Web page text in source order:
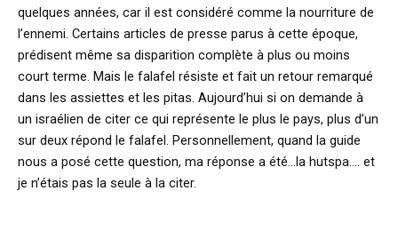
quelques années, car il est considéré comme la nourriture de
l’ennemi. Certains articles de presse parus à cette époque,
prédisent même sa disparition complète à plus ou moins
court terme. Mais le falafel résiste et fait un retour remarqué
dans les assiettes et les pitas. Aujourd’hui si on demande à
un israélien de citer ce qui représente le plus le pays, plus d’un
sur deux répond le falafel. Personnellement, quand la guide
nous a posé cette question, ma réponse a été…la hutspa…. et
je n’étais pas la seule à la citer.